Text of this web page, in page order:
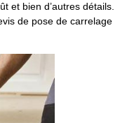
et bien d’autres détails.
de pose de carrelage